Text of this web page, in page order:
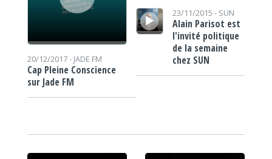
20/12/2017 - JADE FM
Cap Pleine Conscience
sur Jade FM
Lecteur audio
23/11/2015 - SUN
Alain Parisot est
l'invité politique
de la semaine
chez SUN